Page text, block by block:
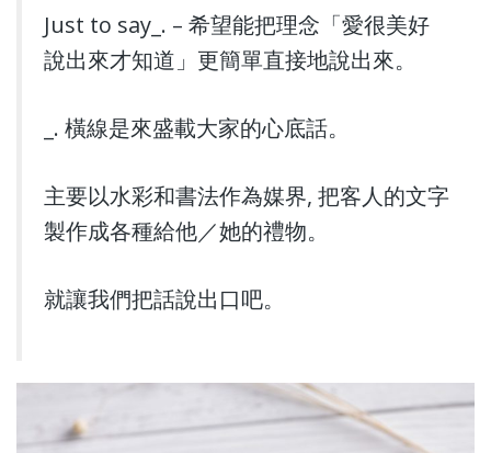
Just to say_. – 希望能把理念「愛很美好
說出來才知道」更簡單直接地說出來。
_. 橫線是來盛載大家的心底話。
主要以水彩和書法作為媒界, 把客人的文字
製作成各種給他／她的禮物。
就讓我們把話說出口吧。